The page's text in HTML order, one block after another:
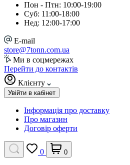
Пон - Птн: 10:00-19:00
Суб: 11:00-18:00
Нед: 12:00-17:00
E-mail
store@7tonn.com.ua
Ми в соцмережах
Перейти до контактів
Клієнту
Увійти в кабінет
Інформація про доставку
Про магазин
Договір оферти
0 0